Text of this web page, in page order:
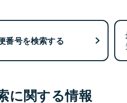
番号を検索する
に関する情報